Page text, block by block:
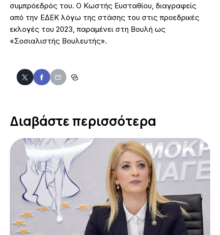
συμπρόεδρός του. Ο Κωστής Ευσταθίου, διαγραφείς
από την ΕΔΕΚ λόγω της στάσης του στις προεδρικές
εκλογές του 2023, παραμένει στη Βουλή ως
«Σοσιαλιστής Βουλευτής».
Διαβάστε περισσότερα